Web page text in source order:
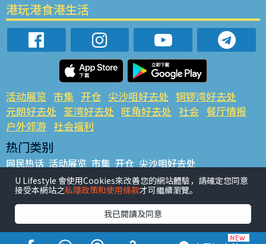
港玩港食港生活
活动展览 市集 开仓 尖沙咀好去处 铜锣湾好去处
元朗好去处 荃湾好去处 旺角好去处 社会 餐厅情报
户外郊游 社会福利
热门类别
网民热话 活动展览 市集 开仓 尖沙咀好去处
铜锣湾好去处 元朗好去处 荃湾好去处 旺角好去处 社会
餐厅情报 户外郊游
热门标签
#UGO揾好去处 #人气活动推介 #美食社群热话
U Lifestyle 會使用Cookies來改善您的網站體驗，請確定您同意
接受本網站之私隱政策和使用條款才可繼續瀏覽。
我已閱讀及同意